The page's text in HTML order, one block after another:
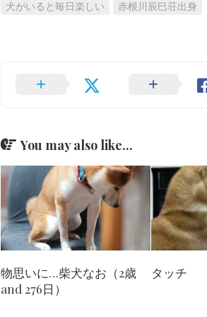
犬がいると毎日楽しい 赤根川辰巳荘出身
You may also like...
物思いに…柴犬なお（2歳
and 276日）
タッチ